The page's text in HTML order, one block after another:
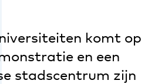
komt op
en een
stadscentrum zijn